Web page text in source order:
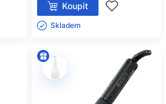
Koupit
Skladem ㅤ